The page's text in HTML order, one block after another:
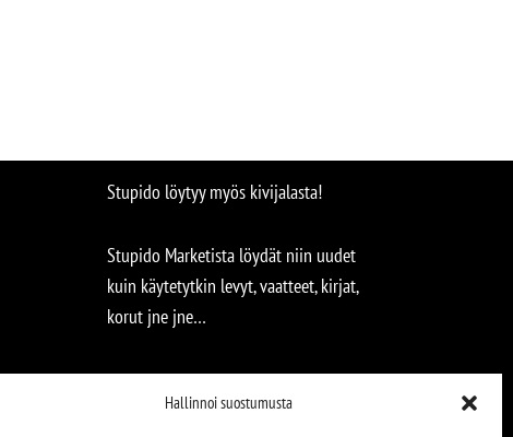
Hallinnoi suostumusta
Stupido löytyy myös kivijalasta!
Stupido Marketista löydät niin uudet
kuin käytetytkin levyt, vaatteet, kirjat,
korut jne jne…